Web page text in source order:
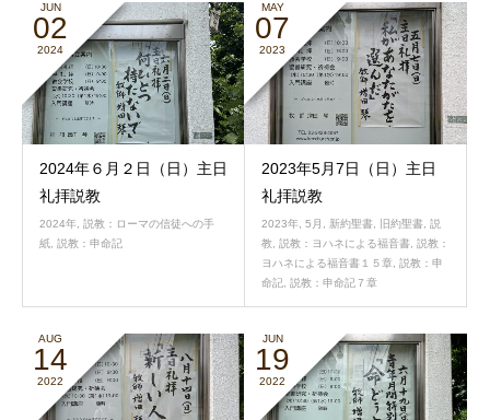
JUN
02
2024
2024年６月２日（日）主日
礼拝説教
2024年
説教：ローマの信徒への手
紙
説教：申命記
MAY
07
2023
2023年5月7日（日）主日
礼拝説教
2023年 5月 新約聖書 旧約聖書 説
教 説教：ヨハネによる福音書 説教：
ヨハネによる福音書１５章 説教：申
命記
説教：申命記７章
AUG
14
2022
JUN
19
2022